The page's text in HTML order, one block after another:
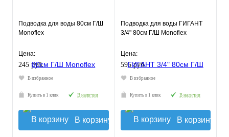
Подводка для воды 80см Г/Ш
Monoflex
Цена:
245 руб.
В избранное
Купить в 1 клик В наличии
В корзину
Подводка для воды ГИГАНТ
3/4" 80см Г/Ш Monoflex
Цена:
595 руб.
В избранное
Купить в 1 клик В наличии
В корзину